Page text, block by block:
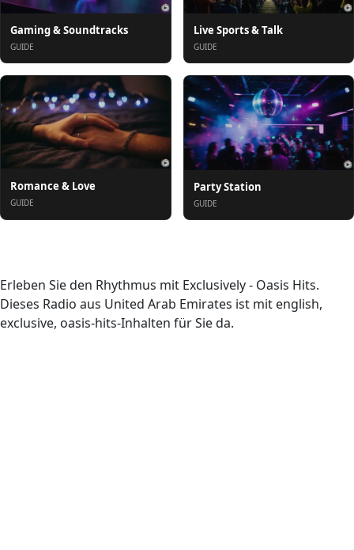
Gaming & Soundtracks
GUIDE
Live Sports & Talk
GUIDE
Romance & Love
GUIDE
Party Station
GUIDE
Erleben Sie den Rhythmus mit Exclusively - Oasis Hits.
Dieses Radio aus United Arab Emirates ist mit english,
exclusive, oasis-hits-Inhalten für Sie da.